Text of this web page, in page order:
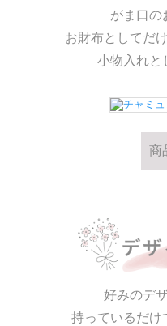
がま口の
お財布としてだ
小物入れと
商
好みのデ
持っているだけ